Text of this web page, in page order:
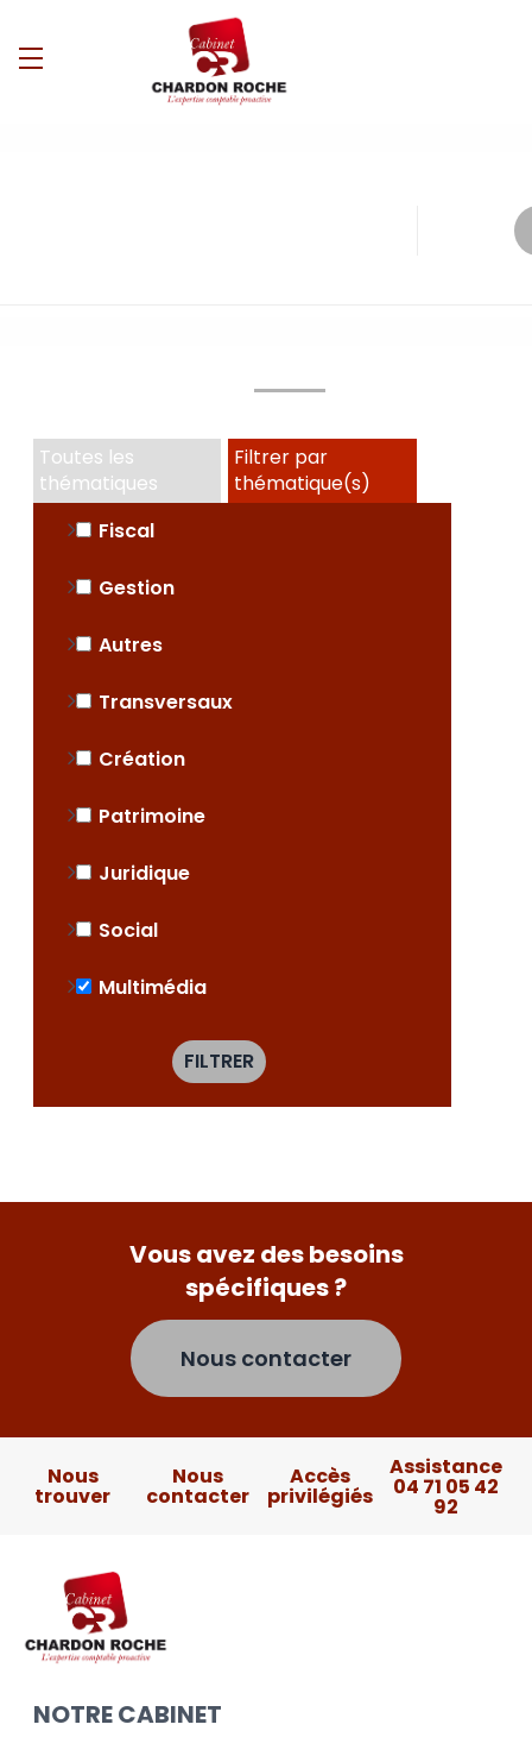
Toutes les
thématiques
Filtrer par
thématique(s)
Fiscal
Gestion
Autres
Transversaux
Création
Patrimoine
Juridique
Social
Multimédia
FILTRER
Vous avez des besoins
spécifiques ?
Nous contacter
Nous
trouver
Nous
contacter
Accès
privilégiés
Assistance
04 71 05 42
92
NOTRE CABINET